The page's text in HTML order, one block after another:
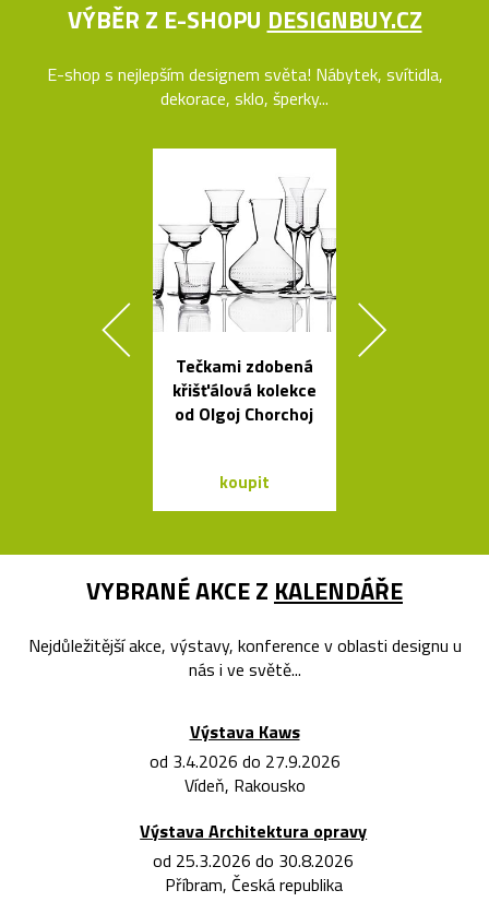
VÝBĚR Z E-SHOPU DESIGNBUY.CZ
E-shop s nejlepším designem světa! Nábytek, svítidla,
dekorace, sklo, šperky...
Tečkami zdobená
křišťálová kolekce
od Olgoj Chorchoj
koupit
VYBRANÉ AKCE Z KALENDÁŘE
Nejdůležitější akce, výstavy, konference v oblasti designu u
nás i ve světě...
Výstava Kaws
od 3.4.2026 do 27.9.2026
Vídeň, Rakousko
Výstava Architektura opravy
od 25.3.2026 do 30.8.2026
Příbram, Česká republika